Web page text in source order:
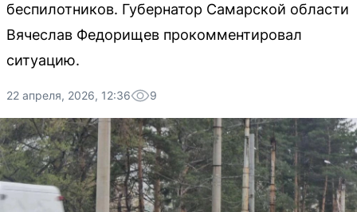
беспилотников. Губернатор Самарской области
Вячеслав Федорищев прокомментировал
ситуацию.
22 апреля, 2026, 12:36 9